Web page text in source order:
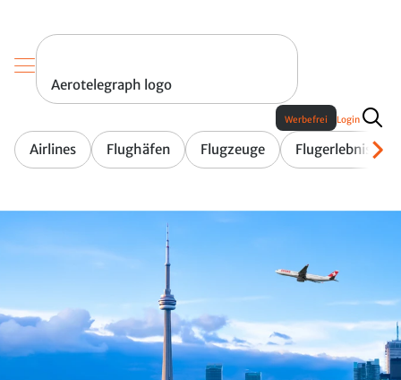
Aerotelegraph logo
Airlines Flughäfen Flugzeuge Flugerlebnis
Werbefrei Login